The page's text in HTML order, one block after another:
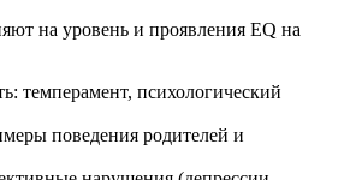
на уровень и проявления EQ на
темперамент, психологический
поведения родителей и